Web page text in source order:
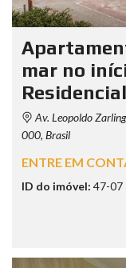
mar no
Av. Leopoldo
000, Brasil
ENTRE EM
ID do imóvel: 47-07